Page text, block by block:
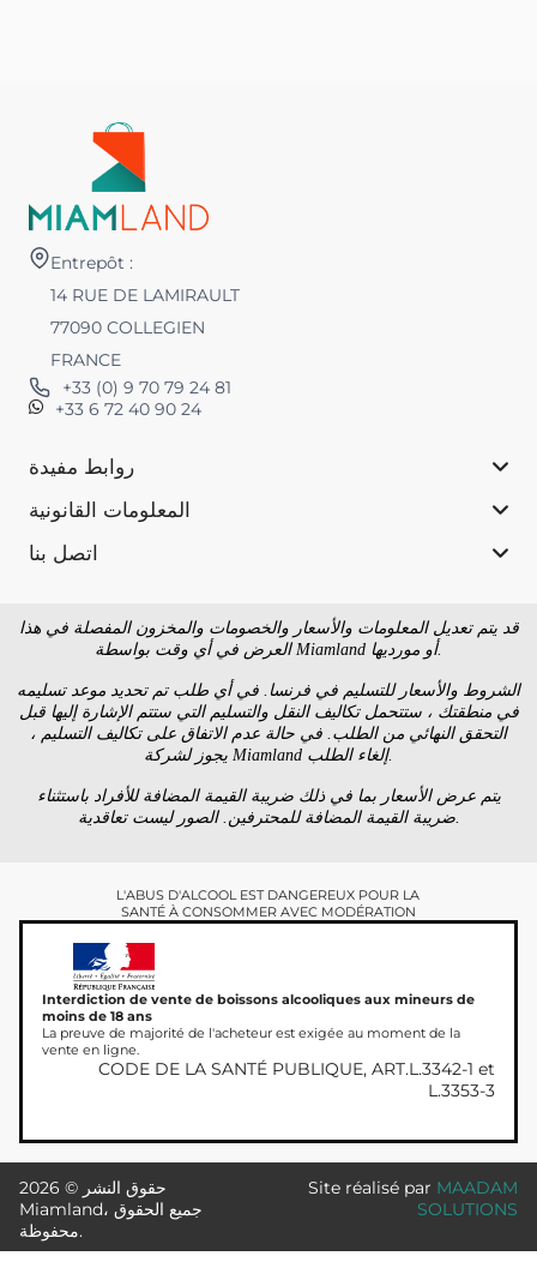
Entrepôt :
14 RUE DE LAMIRAULT
77090 COLLEGIEN
FRANCE
+33 (0) 9 70 79 24 81
+33 6 72 40 90 24
روابط مفيدة
المعلومات القانونية
اتصل بنا
قد يتم تعديل المعلومات والأسعار والخصومات والمخزون المفصلة في هذا
العرض في أي وقت بواسطة Miamland أو مورديها.
الشروط والأسعار للتسليم في فرنسا. في أي طلب تم تحديد موعد تسليمه
في منطقتك ، ستتحمل تكاليف النقل والتسليم التي ستتم الإشارة إليها قبل
التحقق النهائي من الطلب. في حالة عدم الاتفاق على تكاليف التسليم ،
يجوز لشركة Miamland إلغاء الطلب.
يتم عرض الأسعار بما في ذلك ضريبة القيمة المضافة للأفراد باستثناء
ضريبة القيمة المضافة للمحترفين. الصور ليست تعاقدية.
L'ABUS D'ALCOOL EST DANGEREUX POUR LA
SANTÉ À CONSOMMER AVEC MODÉRATION
Interdiction de vente de boissons alcooliques aux mineurs de
moins de 18 ans
La preuve de majorité de l'acheteur est exigée au moment de la
vente en ligne.
CODE DE LA SANTÉ PUBLIQUE, ART.L.3342-1 et
L.3353-3
حقوق النشر © 2026
Miamland، جميع الحقوق
محفوظة.
Site réalisé par MAADAM
SOLUTIONS